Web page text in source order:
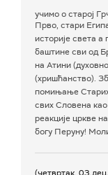
учимо о старој
Прво, стари
историје света
баштине сви од
на Атини
(хришћанство).
помињање Старих
свих Словена
реакције цркве
богу Перуну!